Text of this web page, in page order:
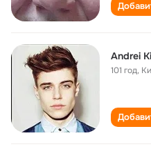
Andrei
101 год,